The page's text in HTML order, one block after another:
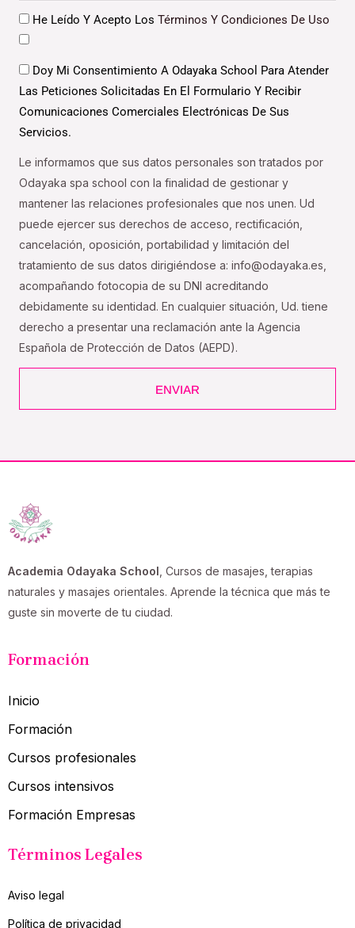
DatosHe Leído Y Acepto Los Términos Y Condiciones De Uso
DatosDoy Mi Consentimiento A Odayaka School Para Atender
Las Peticiones Solicitadas En El Formulario Y Recibir
Comunicaciones Comerciales Electrónicas De Sus
Servicios.
Le informamos que sus datos personales son tratados por
Odayaka spa school con la finalidad de gestionar y
mantener las relaciones profesionales que nos unen. Ud
puede ejercer sus derechos de acceso, rectificación,
cancelación, oposición, portabilidad y limitación del
tratamiento de sus datos dirigiéndose a: info@odayaka.es,
acompañando fotocopia de su DNI acreditando
debidamente su identidad. En cualquier situación, Ud. tiene
derecho a presentar una reclamación ante la Agencia
Española de Protección de Datos (AEPD).
ENVIAR
Academia Odayaka School , Cursos de masajes, terapias
naturales y masajes orientales. Aprende la técnica que más te
guste sin moverte de tu ciudad.
Formación
Inicio
Formación
Cursos profesionales
Cursos intensivos
Formación Empresas
Términos Legales
Aviso legal
Política de privacidad